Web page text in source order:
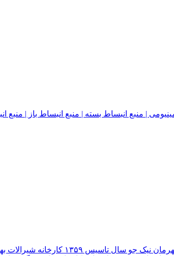
انبساط بسته | منبع انبساط باز | منبع انبساط
شیرآلات قهرمان نوع سازمان شرکت موقعیت تهران,